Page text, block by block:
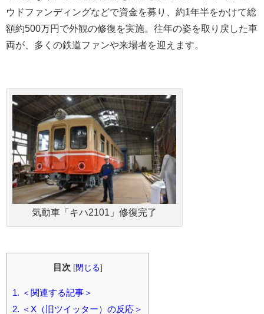
ウドファンディングなどで資金を募り、約1年半をかけて総
額約500万円で外観の修復を実施。往年の姿を取り戻した車
両が、多くの鉄道ファンや来場者を迎えます。
気動車「キハ2101」修復完了
目次 [閉じる]
1.
＜関連する記事＞
2.
＜X（旧ツイッター）の反応＞